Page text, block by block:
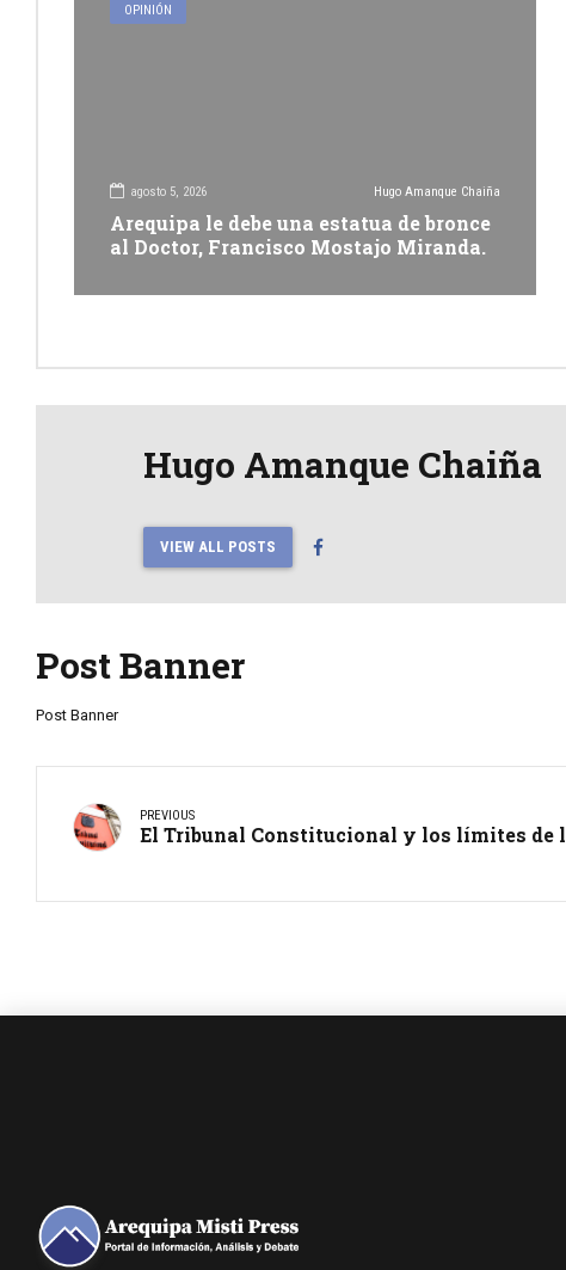
OPINIÓN
agosto 5, 2026 Hugo Amanque Chaiña
Arequipa le debe una estatua de bronce
al Doctor, Francisco Mostajo Miranda.
Hugo Amanque Chaiña
VIEW ALL POSTS
Post Banner
Post Banner
PREVIOUS
El Tribunal Constitucional y los límites de